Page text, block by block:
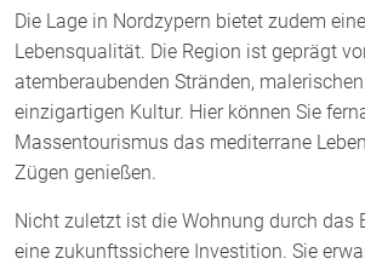
Die Lage in Nordzypern bietet zudem
Lebensqualität. Die Region ist geprägt
atemberaubenden Stränden,
einzigartigen Kultur. Hier können Sie
Massentourismus das mediterrane
Zügen genießen.
Nicht zuletzt ist die Wohnung durch das
eine zukunftssichere Investition. Sie